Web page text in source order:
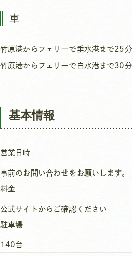
車
竹原港からフェリーで垂水港まで25
竹原港からフェリーで白水港まで30
基本情報
営業日時
事前のお問い合わせをお願いします。
料金
公式サイトからご確認ください
駐車場
140台